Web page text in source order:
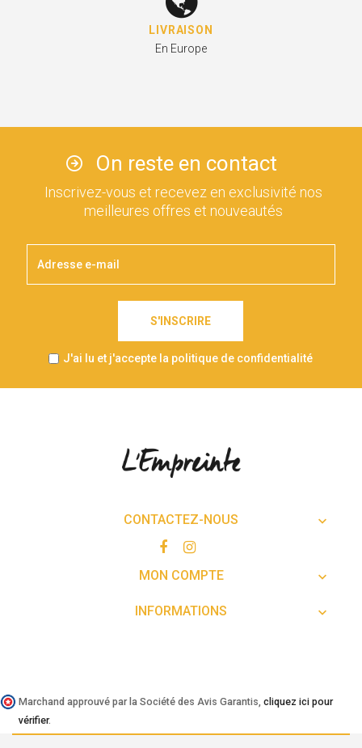
LIVRAISON
En Europe
On reste en contact
Inscrivez-vous et recevez en exclusivité nos
meilleures offres et nouveautés
S'INSCRIRE
J'ai lu et j'accepte la politique de confidentialité
CONTACTEZ-NOUS 
MON COMPTE 
INFORMATIONS 
Marchand approuvé par la Société des Avis Garantis, cliquez ici pour
vérifier.